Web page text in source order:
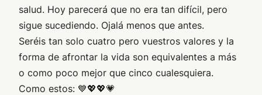
salud. Hoy parecerá que no era tan difícil, pero
sigue sucediendo. Ojalá menos que antes.
Seréis tan solo cuatro pero vuestros valores y la
forma de afrontar la vida son equivalentes a más
o como poco mejor que cinco cualesquiera.
Como estos: 💙💖💖💗